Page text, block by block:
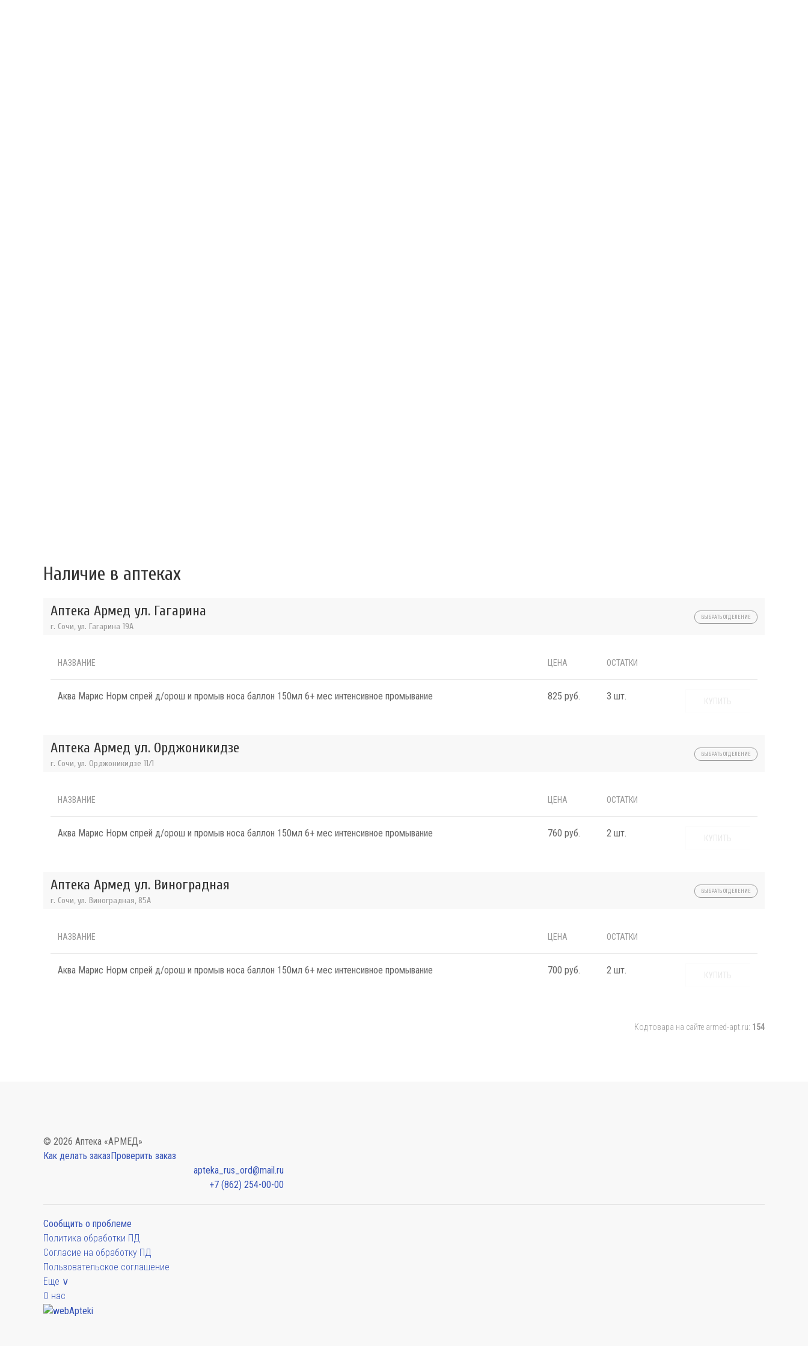
Наличие в аптеках
Аптека Армед ул. Гагарина
г. Сочи, ул. Гагарина 19А
ВЫБРАТЬ ОТДЕЛЕНИЕ
НАЗВАНИЕ ЦЕНА ОСТАТКИ
Аква Марис Норм спрей д/орош и промыв носа баллон 150мл 6+ мес интенсивное промывание 825 руб. 3 шт.
Аптека Армед ул. Орджоникидзе
г. Сочи, ул. Орджоникидзе 11/1
ВЫБРАТЬ ОТДЕЛЕНИЕ
НАЗВАНИЕ ЦЕНА ОСТАТКИ
Аква Марис Норм спрей д/орош и промыв носа баллон 150мл 6+ мес интенсивное промывание 760 руб. 2 шт.
Аптека Армед ул. Виноградная
г. Сочи, ул. Виноградная, 85А
ВЫБРАТЬ ОТДЕЛЕНИЕ
НАЗВАНИЕ ЦЕНА ОСТАТКИ
Аква Марис Норм спрей д/орош и промыв носа баллон 150мл 6+ мес интенсивное промывание 700 руб. 2 шт.
Код товара на сайте armed-apt.ru: 154
© 2026 Аптека «АРМЕД»
Как делать заказПроверить заказ
apteka_rus_ord@mail.ru
+7 (862) 254-00-00
Сообщить о проблеме
Политика обработки ПД
Согласие на обработку ПД
Пользовательское соглашение
Еще ∨
О нас